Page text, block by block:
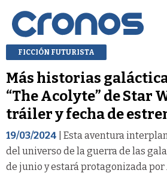
FICCIÓN FUTURISTA
Más historias
“The Acolyte” de Star
tráiler y fecha de
19/03/2024 | Esta aventura
del universo de la guerra de las
de junio y estará protagonizada